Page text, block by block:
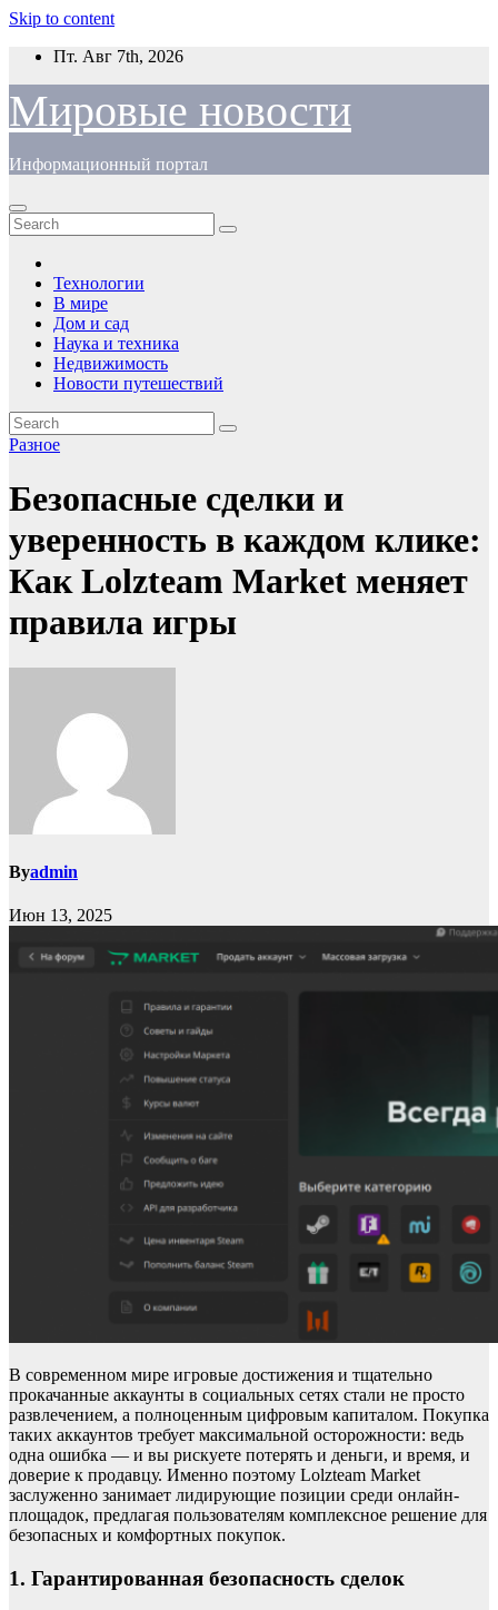
Skip to content
Пт. Авг 7th, 2026
Мировые новости
Информационный портал
Технологии
В мире
Дом и сад
Наука и техника
Недвижимость
Новости путешествий
Разное
Безопасные сделки и
уверенность в каждом клике:
Как Lolzteam Market меняет
правила игры
Byadmin
Июн 13, 2025
В современном мире игровые достижения и тщательно
прокачанные аккаунты в социальных сетях стали не просто
развлечением, а полноценным цифровым капиталом. Покупка
таких аккаунтов требует максимальной осторожности: ведь
одна ошибка — и вы рискуете потерять и деньги, и время, и
доверие к продавцу. Именно поэтому Lolzteam Market
заслуженно занимает лидирующие позиции среди онлайн-
площадок, предлагая пользователям комплексное решение для
безопасных и комфортных покупок.
1. Гарантированная безопасность сделок